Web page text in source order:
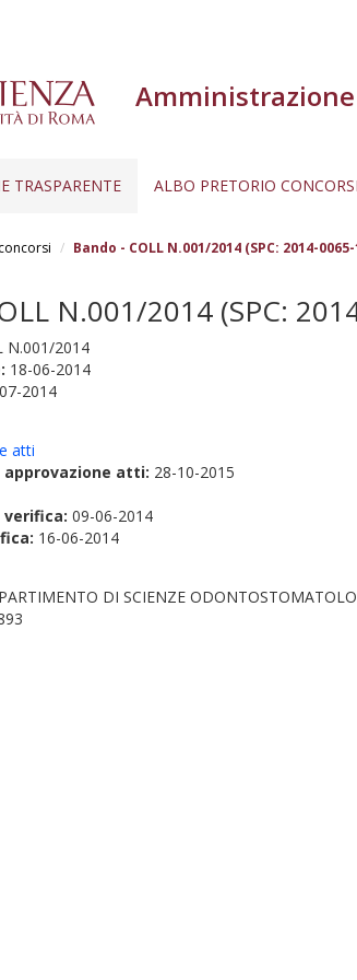
TRASPARENTE ALBO PRETORIO CONCORSI
Bando - COLL N.001/2014 (SPC: 2014-
N.001/2014 (SPC:
N.001/2014
18-06-2014
2014
atti
atti: 28-10-2015
verifica: 09-06-2014
16-06-2014
DI SCIENZE